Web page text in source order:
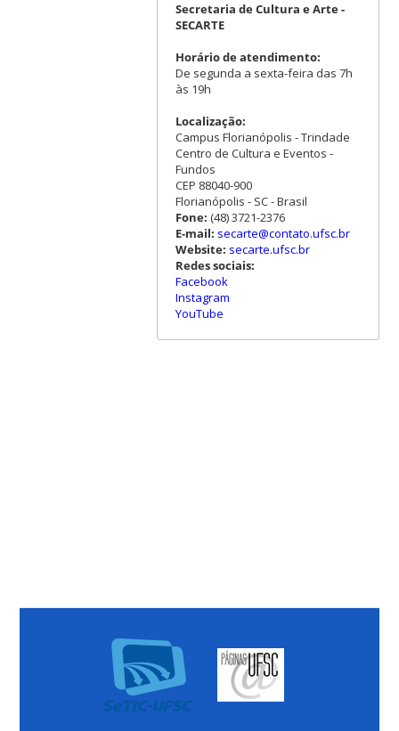
Secretaria de Cultura e Arte -
SECARTE
Horário de atendimento:
De segunda a sexta-feira das 7h
às 19h
Localização:
Campus Florianópolis - Trindade
Centro de Cultura e Eventos -
Fundos
CEP 88040-900
Florianópolis - SC - Brasil
Fone: (48) 3721-2376
E-mail: secarte@contato.ufsc.br
Website: secarte.ufsc.br
Redes sociais:
Facebook
Instagram
YouTube